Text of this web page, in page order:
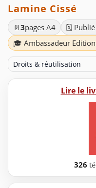
Lamine Cissé
📄 3pages A4 🗓️
🎓 Ambassadeur
Droits & réutilisation
Lire le
326